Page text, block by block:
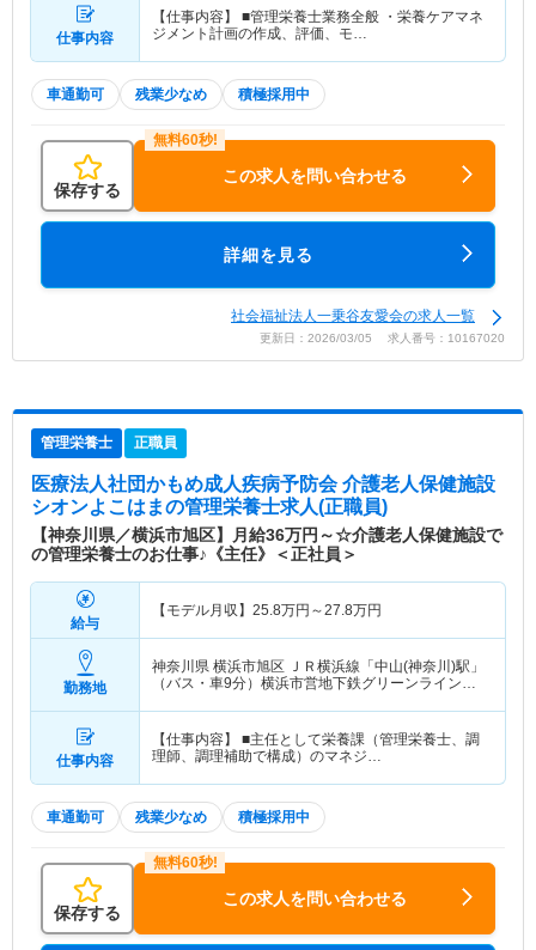
仕事内容
【仕事内容】 ■管理栄養士業務全般 ・栄養ケアマネ
ジメント計画の作成、評価、モ…
車通勤可 残業少なめ 積極採用中
保存する
この求人を問い合わせる
詳細を見る
社会福祉法人一乗谷友愛会の求人一覧
更新日：2026/03/05 求人番号：10167020
管理栄養士 正職員
医療法人社団かもめ成人疾病予防会 介護老人保健施設
シオンよこはまの管理栄養士求人(正職員)
【神奈川県／横浜市旭区】月給36万円～☆介護老人保健施設で
の管理栄養士のお仕事♪《主任》＜正社員＞
給与
【モデル月収】 25.8万円～27.8万円
勤務地
神奈川県 横浜市旭区 ＪＲ横浜線「中山(神奈川)駅」
（バス・車9分）横浜市営地下鉄グリーンライン
仕事内容
【仕事内容】 ■主任として栄養課（管理栄養士、調
理師、調理補助で構成）のマネジ…
車通勤可 残業少なめ 積極採用中
保存する
この求人を問い合わせる